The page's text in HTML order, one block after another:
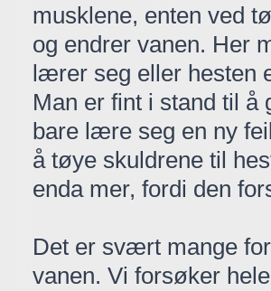
musklene, enten ved
og endrer vanen. Her
lærer seg eller hesten
Man er fint i stand til å
bare lære seg en ny
å tøye skuldrene til
enda mer, fordi den
Det er svært mange
vanen. Vi forsøker